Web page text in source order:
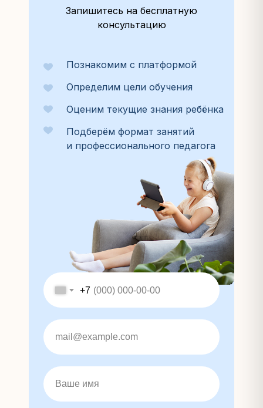
Познакомим с платформой
Оценим текущие знания ребёнка
Определим цели обучения
Подберём формат занятий
и профессионального педагога
+7
Запишитесь на бесплатную
консультацию